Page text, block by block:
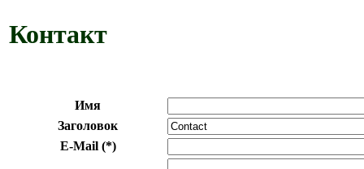
Контакт
Имя
Заголовок
E-Mail (*)